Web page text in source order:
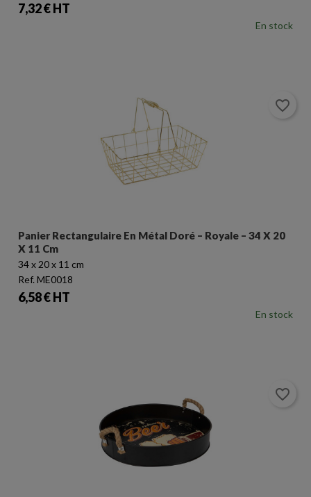
Prix
7,32 € HT
En stock
Panier Rectangulaire En Métal Doré – Royale – 34 X 20
X 11 Cm
34 x 20 x 11 cm
Ref. ME0018
Prix
6,58 € HT
En stock
favorite_border
favorite_border